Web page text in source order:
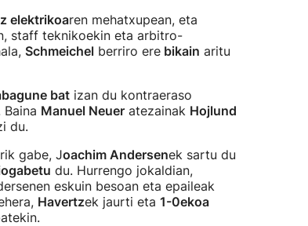
elektrikoaren mehatxupean, eta
staff teknikoekin eta arbitro-
Schmeichel berriro ere bikain aritu
bat izan du kontraeraso
Manuel Neuer atezainak Hojlund
du.
gabe, Joachim Andersenek sartu du
du. Hurrengo jokaldian,
eskuin besoan eta epaileak
Havertzek jaurti eta 1-0ekoa